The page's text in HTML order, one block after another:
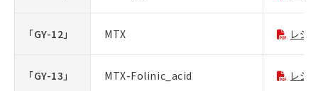
「GY-12」 MTX レジ
「GY-13」 MTX-Folinic_acid レジ